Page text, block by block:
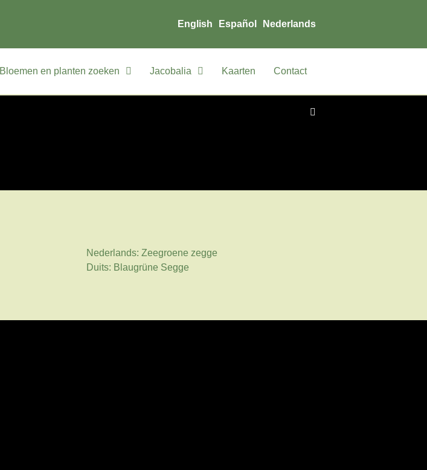
English Español Nederlands
Bloemen en planten zoeken Jacobalia Kaarten Contact
Nederlands: Zeegroene zegge
Duits: Blaugrüne Segge